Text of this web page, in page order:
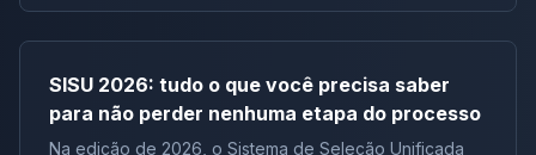
SISU 2026: tudo o que você precisa saber
para não perder nenhuma etapa do processo
Na edição de 2026, o Sistema de Seleção Unificada